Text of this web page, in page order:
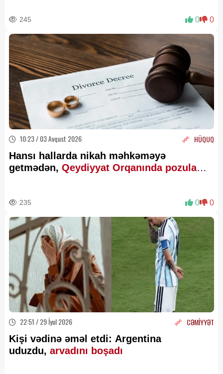
245 0 0
10:23 / 03 Avqust 2026 HÜQUQ
Hansı hallarda nikah məhkəməyə
getmədən, Qeydiyyat Orqanında pozula
235 0 0
22:51 / 29 İyul 2026 CƏMİYYƏT
Kişi vədinə əməl etdi: Argentina
uduzdu, arvadını boşadı